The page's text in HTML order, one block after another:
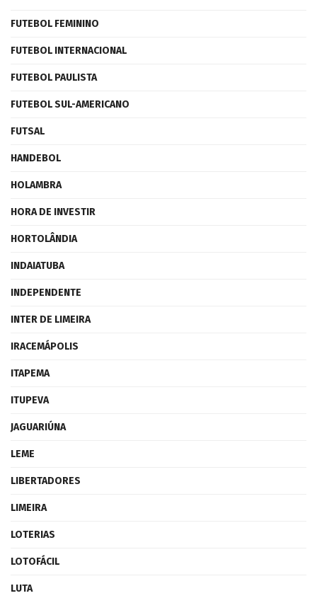
FUTEBOL FEMININO
FUTEBOL INTERNACIONAL
FUTEBOL PAULISTA
FUTEBOL SUL-AMERICANO
FUTSAL
HANDEBOL
HOLAMBRA
HORA DE INVESTIR
HORTOLÂNDIA
INDAIATUBA
INDEPENDENTE
INTER DE LIMEIRA
IRACEMÁPOLIS
ITAPEMA
ITUPEVA
JAGUARIÚNA
LEME
LIBERTADORES
LIMEIRA
LOTERIAS
LOTOFÁCIL
LUTA